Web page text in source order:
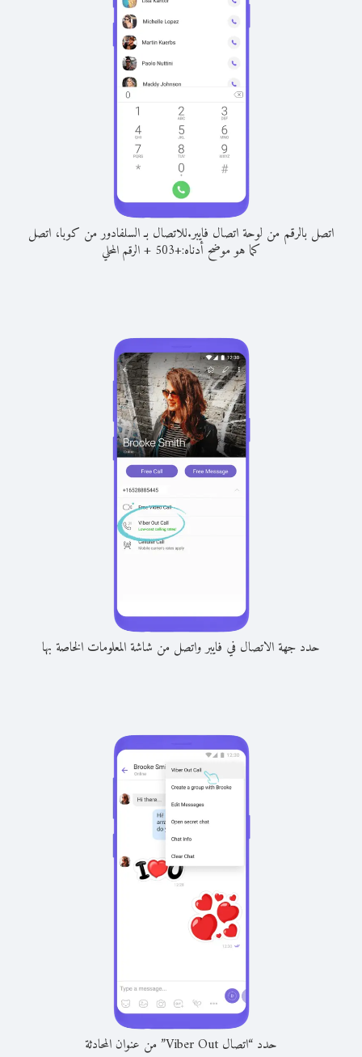
اتصل بالرقم من لوحة اتصال فايبر.للاتصال بـ السلفادور من كوبا، اتصل
كما هو موضح أدناه:+
503
+الرقم المحلي
حدد جهة الاتصال في فايبر واتصل من شاشة المعلومات الخاصة بها
حدد “اتصال Viber Out” من عنوان المحادثة